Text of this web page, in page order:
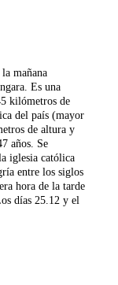
mañana
Es una
kilómetros de
del país (mayor
de altura y
años. Se
iglesia católica
entre los siglos
hora de la tarde
días 25.12 y el